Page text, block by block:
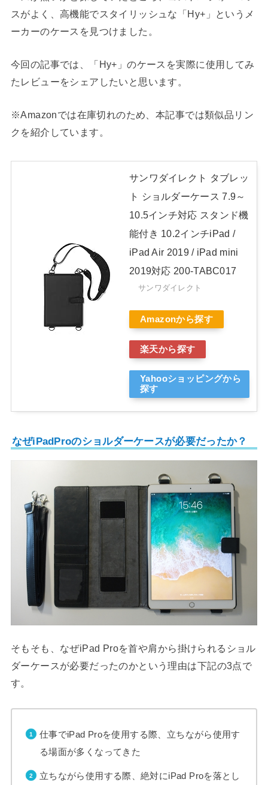
スがよく、高機能でスタイリッシュな「Hy+」というメ
ーカーのケースを見つけました。
今回の記事では、「Hy+」のケースを実際に使用してみ
たレビューをシェアしたいと思います。
※Amazonでは在庫切れのため、本記事では類似品リン
クを紹介しています。
サンワダイレクト タブレッ
ト ショルダーケース 7.9～
10.5インチ対応 スタンド機
能付き 10.2インチiPad /
iPad Air 2019 / iPad mini
2019対応 200-TABC017
サンワダイレクト
Amazonから探す
楽天から探す
Yahooショッピングから
探す
なぜiPadProのショルダーケースが必要だったか？
そもそも、なぜiPad Proを首や肩から掛けられるショル
ダーケースが必要だったのかという理由は下記の3点で
す。
仕事でiPad Proを使用する際、立ちながら使用す
る場面が多くなってきた
立ちながら使用する際、絶対にiPad Proを落とし